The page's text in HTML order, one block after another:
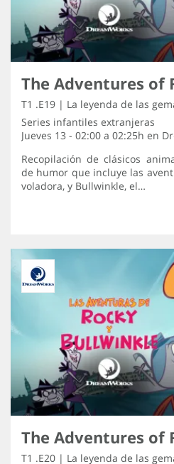
T1 .E19 | La leyenda de las
Series infantiles extranjeras
Jueves 13 - 02:00 a 02:25h en
Recopilación de clásicos
de humor que incluye las
voladora, y Bullwinkle, el…
T1 .E20 | La leyenda de las